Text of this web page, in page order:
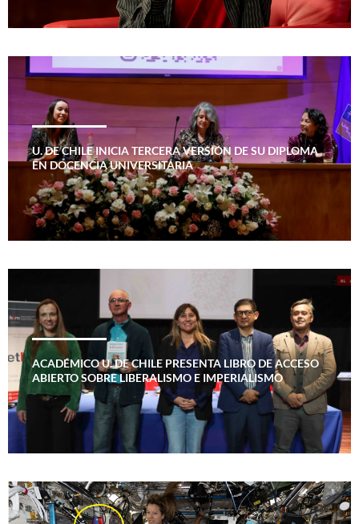
U. DE CHILE INICIA TERCERA VERSIÓN DE SU DIPLOMA
EN DOCENCIA UNIVERSITARIA
ACADÉMICO U. DE CHILE PRESENTA LIBRO DE ACCESO
ABIERTO SOBRE LIBERALISMO E IMPERIALISMO